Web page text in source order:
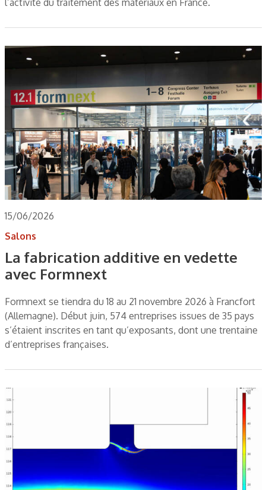
15/06/2026
Salons
La fabrication additive en vedette
avec Formnext
Formnext se tiendra du 18 au 21 novembre 2026 à Francfort
(Allemagne). Début juin, 574 entreprises issues de 35 pays
s’étaient inscrites en tant qu’exposants, dont une trentaine
d’entreprises françaises.